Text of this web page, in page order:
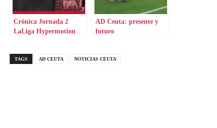
Crónica Jornada 2
LaLiga Hypermotion
AD Ceuta: presente y
futuro
TAGS AD CEUTA NOTICIAS CEUTA